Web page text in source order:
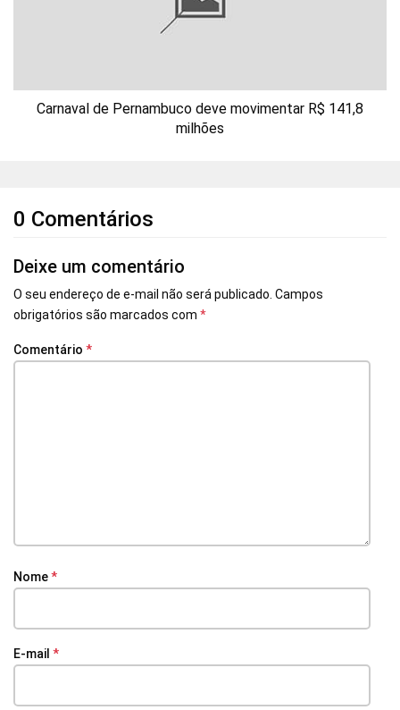
Carnaval de Pernambuco deve movimentar R$ 141,8
milhões
0 Comentários
Deixe um comentário
O seu endereço de e-mail não será publicado. Campos
obrigatórios são marcados com *
Comentário *
Nome*
E-mail *